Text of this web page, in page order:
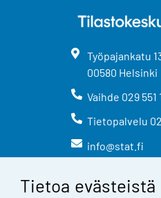
Tietoa evästeistä
Työpajankatu
00580 Helsinki
Vaihde 029 551
Tietopalvelu
info@stat.fi